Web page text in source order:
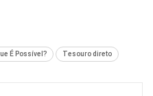
É Possível? Tesouro direto